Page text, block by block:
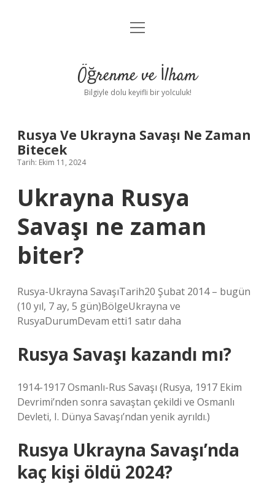
Anasayfa
Yasal Uyarı
menüyü
Öğrenme ve İlham
Bilgiyle dolu keyifli bir yolculuk!
Rusya Ve Ukrayna Savaşı Ne Zaman
Bitecek
Tarih: Ekim 11, 2024
Ukrayna Rusya
Savaşı ne zaman
biter?
Rusya-Ukrayna SavaşıTarih20 Şubat 2014 – bugün
(10 yıl, 7 ay, 5 gün)BölgeUkrayna ve
RusyaDurumDevam etti1 satır daha
Rusya Savaşı kazandı mı?
1914-1917 Osmanlı-Rus Savaşı (Rusya, 1917 Ekim
Devrimi’nden sonra savaştan çekildi ve Osmanlı
Devleti, I. Dünya Savaşı’ndan yenik ayrıldı.)
Rusya Ukrayna Savaşı’nda
kaç kişi öldü 2024?